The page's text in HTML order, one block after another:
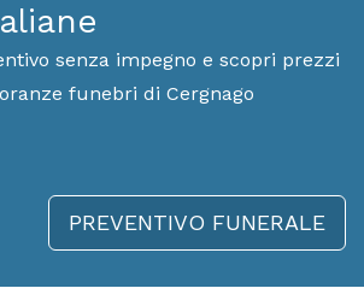
senza impegno e scopri prezzi
funebri di Cergnago
PREVENTIVO FUNERALE